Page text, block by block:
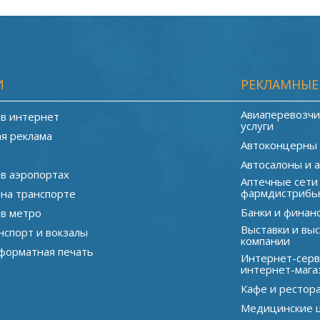
интернет
реклама
аэропортах
транспорте
метро
и вокзалы
печать
услуги
Автоконцерны
Автосалоны и
Аптечные
Банки и
Выставки и
компании
Интернет-
интернет-
Кафе и
Медицинские